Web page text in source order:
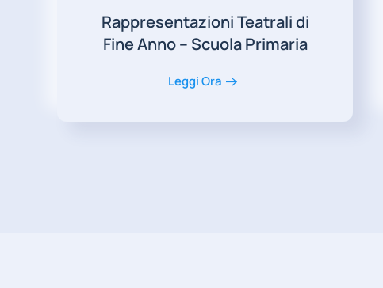
Rappresentazioni Teatrali di
Fine Anno – Scuola Primaria
Leggi Ora